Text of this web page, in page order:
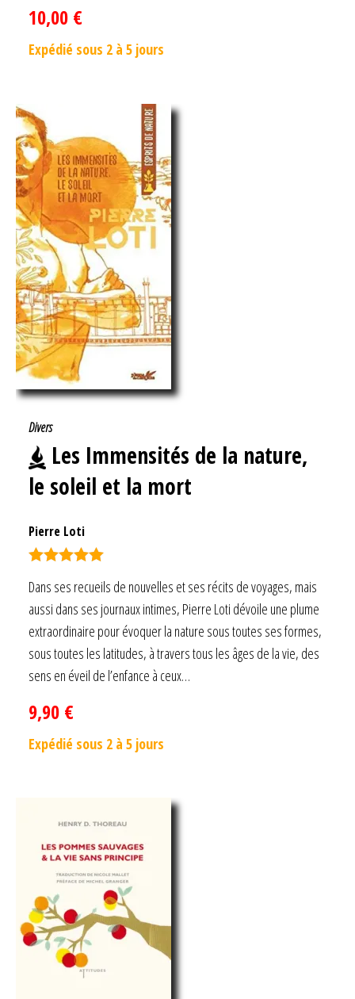
10,00 €
Expédié sous 2 à 5 jours
Divers
Les Immensités de la nature,
le soleil et la mort
Pierre Loti
Dans ses recueils de nouvelles et ses récits de voyages, mais
aussi dans ses journaux intimes, Pierre Loti dévoile une plume
extraordinaire pour évoquer la nature sous toutes ses formes,
sous toutes les latitudes, à travers tous les âges de la vie, des
sens en éveil de l’enfance à ceux…
9,90 €
Expédié sous 2 à 5 jours